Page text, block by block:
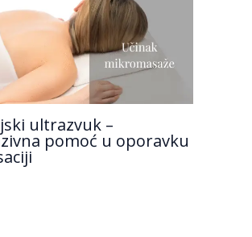
ultrazvuk –
pomoć u oporavku